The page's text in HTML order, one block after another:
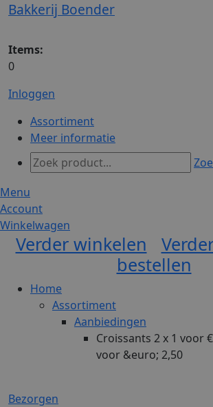
Bakkerij Boender
Items:
0
Inloggen
Assortiment
Meer informatie
Menu
Account
Winkelwagen
Verder winkelen
bestellen
Home
Assortiment
Aanbiedingen
Croissants 2 x 1 voor
voor &euro; 2,50
Bezorgen